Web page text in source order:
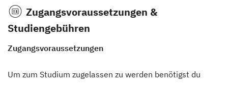
Zugangsvoraussetzungen &
Studiengebühren
Zugangsvoraussetzungen
Um zum Studium zugelassen zu werden benötigst du